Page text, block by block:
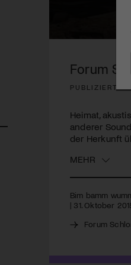
Forum
PUBLIZIERT
Heimat,
anderer
der Herkunft
MEHR
Bim bamm
| 31. Oktober
Forum